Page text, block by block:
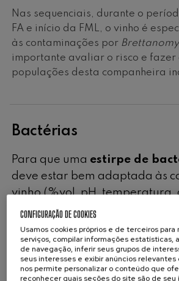
Nas sequenciais, durante o
FA e início da FML, o vinho é
às contaminações por
importante avaliar o risco e fazer
populações desta companheira
Bactérias
Para que uma estirpe de
deve estar bem adaptada às
vinho (%vol, pH, temperatura,
a sua nutrição deve ser
acordo com as suas
mosto e da estirpe de
FA. Observou-se que as
necessidades muito específicas
CONFIGURAÇÃO DE COOKIES
Usamos cookies próprios e de terceiros para
serviços, compilar informações estatísticas,
de navegação, inferir seus grupos de
seus interesses e exibir anúncios relevantes
nos permite personalizar o conteúdo que
reconhecer quais seções do site são de seu